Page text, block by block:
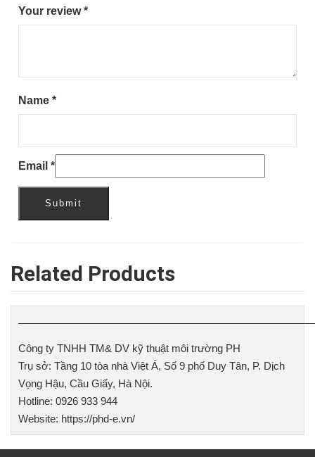
Your review*
Name *
Email *
Related Products
Công ty TNHH TM& DV kỹ thuật môi trường PH
Trụ sở: Tầng 10 tòa nhà Việt Á, Số 9 phố Duy Tân, P. Dịch
Vọng Hậu, Cầu Giấy, Hà Nội.
Hotline: 0926 933 944
Website: https://phd-e.vn/